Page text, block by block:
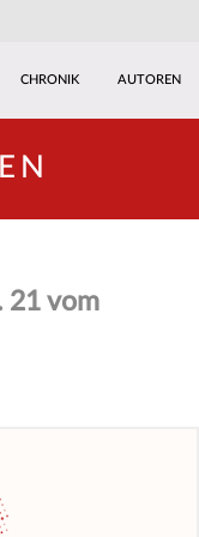
CHRONIK AUTOREN
21 vom